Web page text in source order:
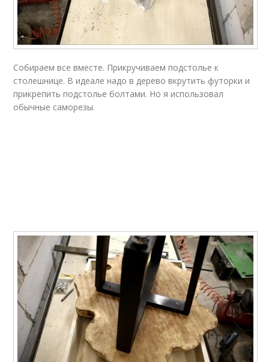
Собираем все вместе. Прикручиваем подстолье к
столешнице. В идеале надо в дерево вкрутить футорки и
прикрепить подстолье болтами. Но я использовал
обычные саморезы.